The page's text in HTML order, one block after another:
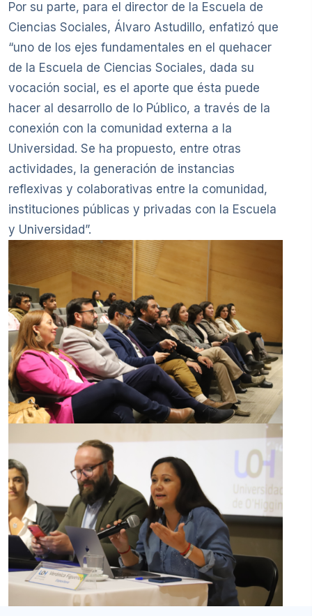
Por su parte, para el director de la Escuela de
Ciencias Sociales, Álvaro Astudillo, enfatizó que
“uno de los ejes fundamentales en el quehacer
de la Escuela de Ciencias Sociales, dada su
vocación social, es el aporte que ésta puede
hacer al desarrollo de lo Público, a través de la
conexión con la comunidad externa a la
Universidad. Se ha propuesto, entre otras
actividades, la generación de instancias
reflexivas y colaborativas entre la comunidad,
instituciones públicas y privadas con la Escuela
y Universidad”.